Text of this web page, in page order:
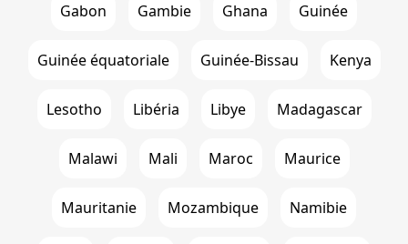
Gabon Gambie Ghana Guinée
Guinée équatoriale Guinée-Bissau Kenya
Lesotho Libéria Libye Madagascar
Malawi Mali Maroc Maurice
Mauritanie Mozambique Namibie